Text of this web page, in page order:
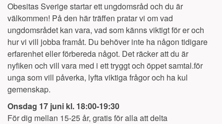
Obesitas Sverige startar ett ungdomsråd och du är
välkommen! På den här träffen pratar vi om vad
ungdomsrådet kan vara, vad som känns viktigt för er och
hur vi vill jobba framåt. Du behöver inte ha någon tidigare
erfarenhet eller förbereda något. Det räcker att du är
nyfiken och vill vara med i ett tryggt och öppet samtal.för
unga som vill påverka, lyfta viktiga frågor och ha kul
gemenskap.
Onsdag 17 juni kl. 18:00-19:30
För dig mellan 15-25 år, gratis för alla att delta